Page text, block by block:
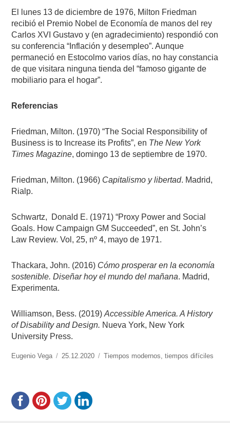
El lunes 13 de diciembre de 1976, Milton Friedman
recibió el Premio Nobel de Economía de manos del rey
Carlos XVI Gustavo y (en agradecimiento) respondió con
su conferencia “Inflación y desempleo”. Aunque
permaneció en Estocolmo varios días, no hay constancia
de que visitara ninguna tienda del “famoso gigante de
mobiliario para el hogar”.
Referencias
Friedman, Milton. (1970) “The Social Responsibility of
Business is to Increase its Profits”, en The New York
Times Magazine, domingo 13 de septiembre de 1970.
Friedman, Milton. (1966) Capitalismo y libertad. Madrid,
Rialp.
Schwartz,
Donald E. (1971) “Proxy Power and Social
Goals. How Campaign GM Succeeded”, en St. John’s
Law Review. Vol, 25, nº 4, mayo de 1971.
Thackara, John. (2016) Cómo prosperar en la economía
sostenible. Diseñar hoy el mundo del mañana. Madrid,
Experimenta.
Williamson, Bess. (2019)Accessible America. A History
of Disability and Design. Nueva York, New York
University Press.
https://www.experimenta.es/author/info1/
Eugenio Vega
Publicado
25.12.2020 Categorías
Tiempos modernos, tiempos difíciles